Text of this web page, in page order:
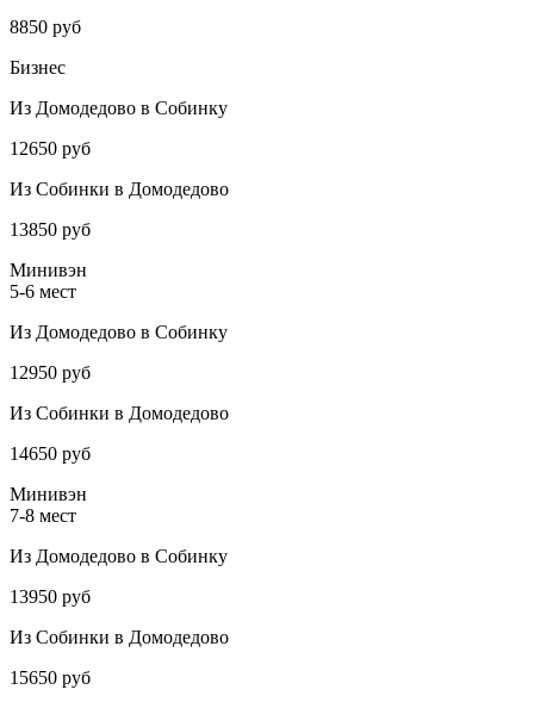
8850 руб
Бизнес
Из Домодедово в Собинку
12650 руб
Из Собинки в Домодедово
13850 руб
Минивэн
5-6 мест
Из Домодедово в Собинку
12950 руб
Из Собинки в Домодедово
14650 руб
Минивэн
7-8 мест
Из Домодедово в Собинку
13950 руб
Из Собинки в Домодедово
15650 руб